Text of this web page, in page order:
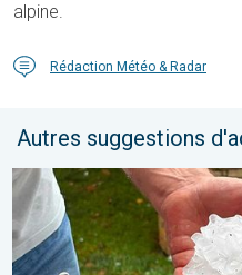
alpine.
Rédaction Météo & Radar
Autres suggestions
Graves dégâts causés par